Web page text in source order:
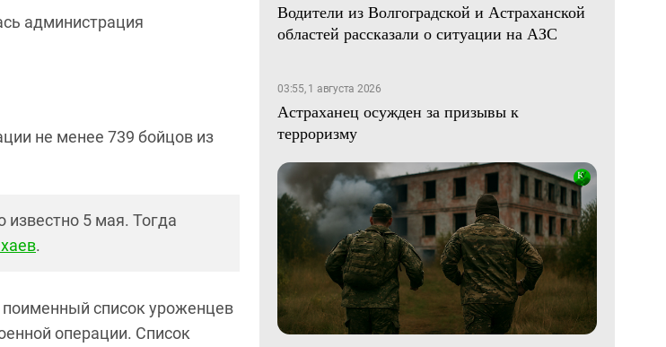
администрация
не менее 739 бойцов из
известно 5 мая. Тогда
.
поименный список уроженцев
операции. Список
Водители из Волгоградской и Астраханской
областей рассказали о ситуации на АЗС
03:55, 1 августа 2026
Астраханец осужден за призывы к
терроризму